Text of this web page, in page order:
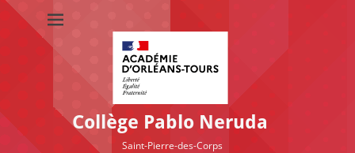
Collège Pablo Neruda
Saint-Pierre-des-Corps